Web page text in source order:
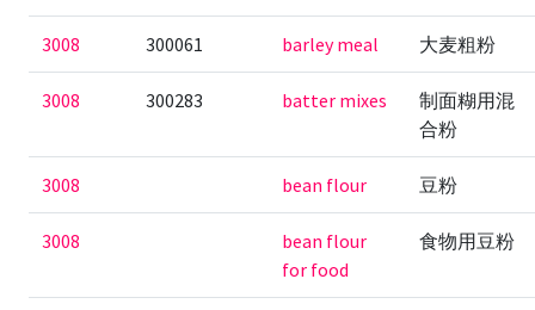
3008 300061 barley meal 大麦粗粉
3008 300283 batter mixes
制面糊用混
合粉
3008 bean flour 豆粉
3008
bean flour
for food
食物用豆粉